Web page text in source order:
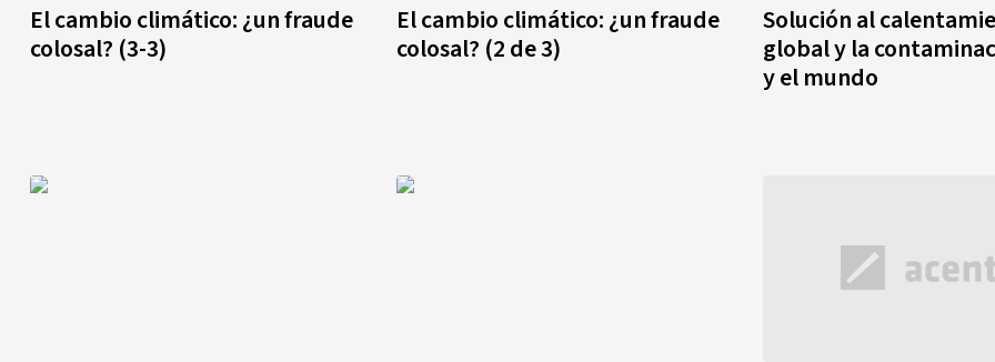
El cambio climático: ¿un fraude
colosal? (3-3)
El cambio climático: ¿un fraude
colosal? (2 de 3)
Solución al
global y la
y el mundo